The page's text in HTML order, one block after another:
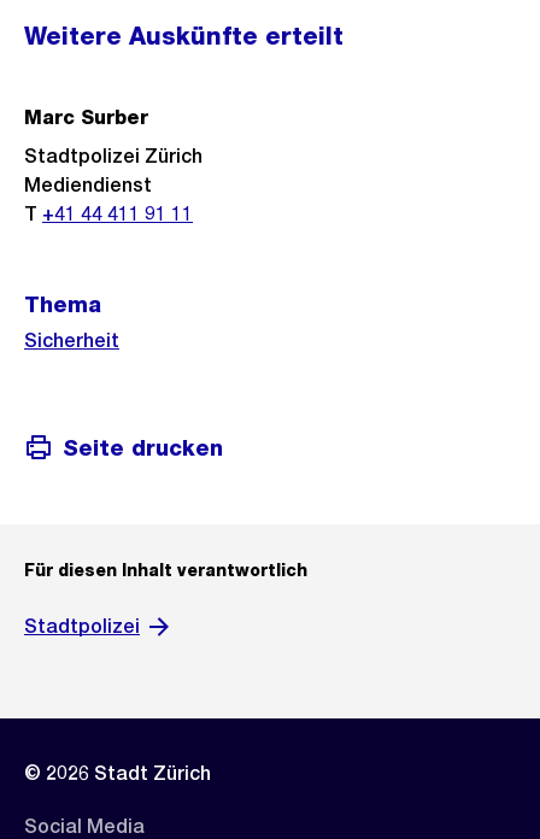
Weitere
Informationen
Weitere Auskünfte erteilt
Marc Surber
Stadtpolizei Zürich
Mediendienst
T +41 44 411 91 11
Thema
Sicherheit
Seite drucken
Für diesen Inhalt verantwortlich
Stadtpolizei
© 2026 Stadt Zürich
Social Media